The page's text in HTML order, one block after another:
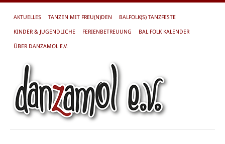
AKTUELLES TANZEN MIT FREU(N)DEN BALFOLK(S) TANZFESTE
KINDER & JUGENDLICHE FERIENBETREUUNG BAL FOLK KALENDER
ÜBER DANZAMOL E.V.